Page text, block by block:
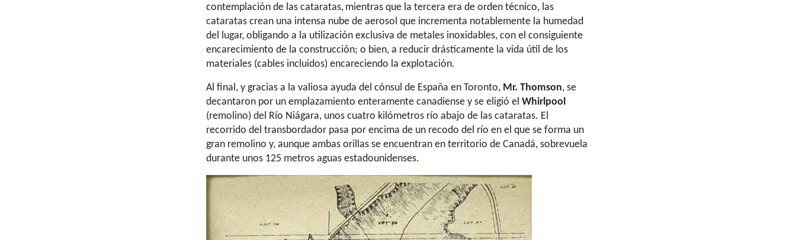
contemplación de las cataratas, mientras que la tercera era de orden técnico, las
cataratas crean una intensa nube de aerosol que incrementa notablemente la humedad
del lugar, obligando a la utilización exclusiva de metales inoxidables, con el consiguiente
encarecimiento de la construcción; o bien, a reducir drásticamente la vida útil de los
materiales (cables incluidos) encareciendo la explotación.
Al final, y gracias a la valiosa ayuda del cónsul de España en Toronto, Mr. Thomson, se
decantaron por un emplazamiento enteramente canadiense y se eligió el Whirlpool
(remolino) del Río Niágara, unos cuatro kilómetros río abajo de las cataratas. El
recorrido del transbordador pasa por encima de un recodo del río en el que se forma un
gran remolino y, aunque ambas orillas se encuentran en territorio de Canadá, sobrevuela
durante unos 125 metros aguas estadounidenses.